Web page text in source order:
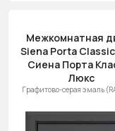
Межкомнатная
Siena Porta Classic
Сиена Порта
Люкс
Графитово-серая эмаль